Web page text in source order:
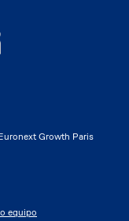
Growth Paris
equipo